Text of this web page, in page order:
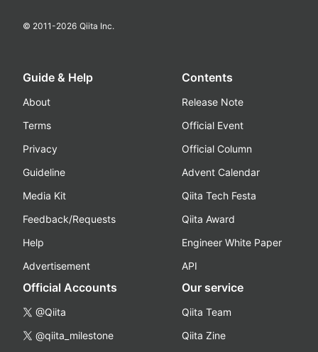
© 2011-2026 Qiita Inc.
Guide & Help
About
Terms
Privacy
Guideline
Media Kit
Feedback/Requests
Help
Advertisement
Contents
Release Note
Official Event
Official Column
Advent Calendar
Qiita Tech Festa
Qiita Award
Engineer White Paper
API
Official Accounts
@Qiita
@qiita_milestone
Our service
Qiita Team
Qiita Zine